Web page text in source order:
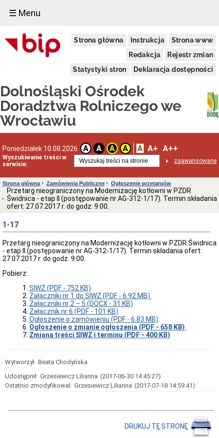
☰ Menu
Strona główna Instrukcja
Strona www
Redakcja
Rejestr zmian
Statystyki stron
Deklaracja dostępności
Dolnośląski Ośrodek
Doradztwa Rolniczego we
Wrocławiu
Poniedziałek 10.08.2026 A A A A A A+ A++
Wyszukiwanie treści w
serwisie:
zaawansowane
Informacje
Ogólne
Dane
Komórki
Organizacyjne
Powiatowe
Zespoły
Doradztwa
Rolniczego
dostępności
Schemat
organizacyjny
Statut
i
Regulamin
Aktualne
oferty
pracy
Kontrole
w
Ośrodku
Wykaz
zbędnych
zużytych
składników
majątku
ruchomego
Zamówienia
Publiczne
o
zamówień
Ogłoszenie
Rozstrzygnięcia
Strona główna Zamówienia Publiczne Ogłoszenie przetargów
Przetarg nieograniczony na Modernizację kotłowni w PZDR
Świdnica - etap II (postępowanie nr AG-312-1/17). Termin składania
ofert: 27.07.2017 r. do godz. 9:00.
1-17
Przetarg nieograniczony na Modernizację kotłowni w PZDR Świdnica
- etap II (postępowanie nr AG-312-1/17). Termin składania ofert:
27.07.2017 r. do godz. 9:00.
Pobierz:
SIWZ (PDF - 752 KB)
Załączniki nr 1 do SIWZ (PDF - 6.92 MB)
Załączniki nr 2 – 5 (DOCX - 31 KB)
Załącznik nr 6 (PDF - 101 KB)
Ogłoszenie o zamówieniu (PDF - 6.83 MB)
Ogłoszenie o zmianie ogłoszenia (PDF - 658 KB)
Zmiana treści SIWZ i terminu (PDF - 400 KB)
Wytworzył: Beata Chodyńska
Udostępnił: Grzesiewicz Lilianna (2017-06-30 14:45:27)
Ostatnio zmodyfikował: Grzesiewicz Lilianna (2017-07-18 14:59:41)
DRUKUJ TĘ STRONĘ